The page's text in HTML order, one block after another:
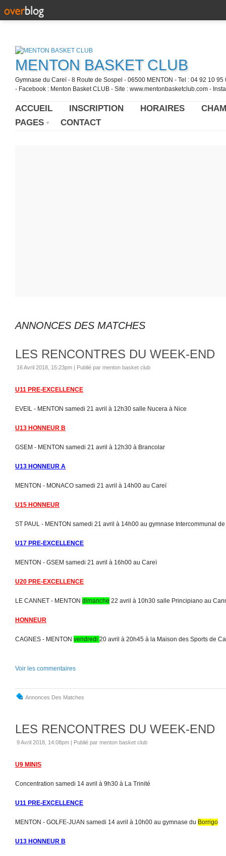
MENTON BASKET CLUB
Gymnase du Careï - 8 Route de Sospel - 06500 MENTON - Tel : 04 92 10
- Facebook : Menton Basket CLUB - Site : www.mentonbasketclub.com -
ACCUEIL INSCRIPTION HORAIRES
PAGES
CONTACT
ANNONCES DES MATCHES
LES RENCONTRES DU WEEK-END
16 Avril 2018, 15:23pm | Publié par menton basket club
U11 PRE-EXCELLENCE
EVEIL - MENTON samedi 21 avril à 12h30 salle Nucera à Nice
U13 HONNEUR B
GSEM - MENTON samedi 21 avril à 12h30 à Brancolar
U13 HONNEUR A
MENTON - MONACO samedi 21 avril à 14h00 au Careï
U15 HONNEUR
ST PAUL - MENTON samedi 21 avril à 14h00 au gymnase Intercommunal
U17 PRE-EXCELLENCE
MENTON - GSEM samedi 21 avril à 16h00 au Careï
U20 PRE-EXCELLENCE
LE CANNET - MENTON dimanche 22 avril à 10h30 salle Principiano au
HONNEUR
CAGNES - MENTON vendredi 20 avril à 20h45 à la Maison des Sports de
Voir les commentaires
Annonces Des Matches
LES RENCONTRES DU WEEK-END
9 Avril 2018, 14:08pm | Publié par menton basket club
U9 MINIS
Concentration samedi 14 avril à 9h30 à La Trinité
U11 PRE-EXCELLENCE
MENTON - GOLFE-JUAN samedi 14 avril à 10h00 au gymnase du Borrigo
U13 HONNEUR B